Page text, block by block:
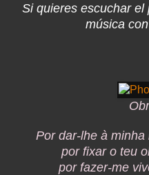
Si quieres escuchar el
música
Por dar-lhe à
por fixar o teu
por fazer-me